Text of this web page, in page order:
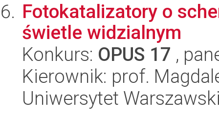
Fotokatalizatory o
świetle widzialnym
Konkurs: OPUS 17 ,
Kierownik: prof.
Uniwersytet